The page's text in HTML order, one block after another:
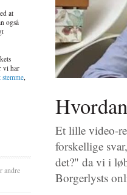
at
også
vi har
stemme,
andre
Et lille video-
forskellige
det?" da vi i
Borgerlysts